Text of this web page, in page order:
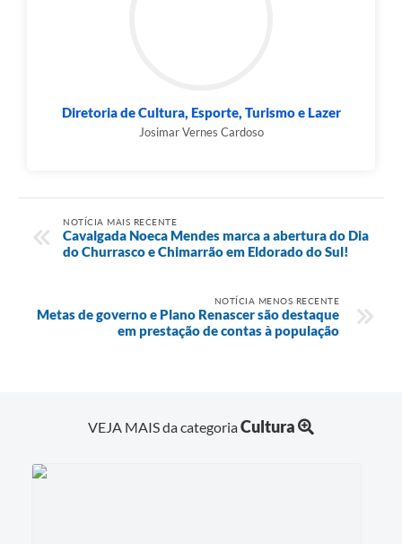
Diretoria de Cultura, Esporte, Turismo e Lazer
Josimar Vernes Cardoso
NOTÍCIA MAIS RECENTE
Cavalgada Noeca Mendes marca a abertura do Dia
do Churrasco e Chimarrão em Eldorado do Sul!
NOTÍCIA MENOS RECENTE
Metas de governo e Plano Renascer são destaque
em prestação de contas à população
VEJA MAIS da categoriaCultura